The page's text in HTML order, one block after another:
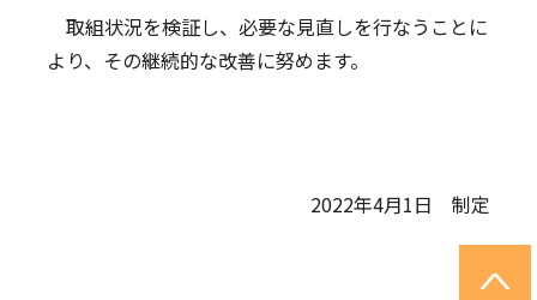
取組状況を検証し、必要な見直しを行なうことに
より、その継続的な改善に努めます。
2022年4月1日 制定